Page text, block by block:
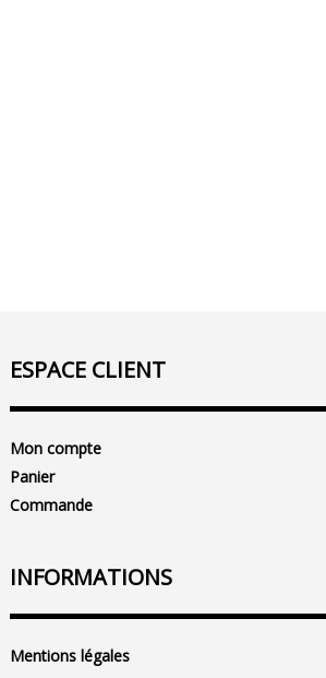
ESPACE CLIENT
Mon compte
Panier
Commande
INFORMATIONS
Mentions légales